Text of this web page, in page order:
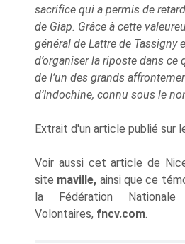
sacrifice qui a permis de
de Giap. Grâce à cette
général de Lattre de Tassigny
d’organiser la riposte dans
de l’un des grands
d’Indochine, connu sous le
Extrait d'un article publié sur
Voir aussi cet article de
site maville, ainsi que ce
la Fédération
Volontaires, fncv.com.